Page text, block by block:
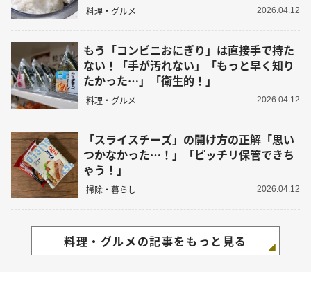
料理・グルメ 2026.04.12
もう「コンビニおにぎり」は直接手で持た
ない！「手が汚れない」「もっと早く知り
たかった…」「衛生的！」
料理・グルメ 2026.04.12
「スライスチーズ」の開け方の正解「思い
つかなかった…！」「ピッチリ保管できち
ゃう！」
掃除・暮らし 2026.04.12
料理・グルメの記事をもっと見る